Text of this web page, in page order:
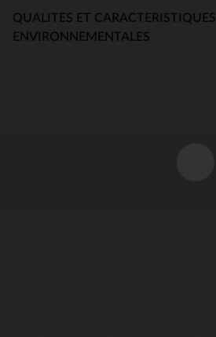
QUALITES ET CARACTERISTIQUES
ENVIRONNEMENTALES